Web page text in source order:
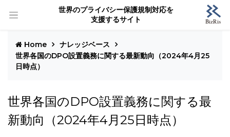
世界のプライバシー保護規制対応を
支援するサイト
Home
ナレッジベース
世界各国のDPO設置義務に関する最新動向（2024年4月25
日時点）
世界各国のDPO設置義務に関する最
新動向（2024年4月25日時点）